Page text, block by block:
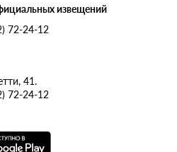
извещений
72-24-12
41.
72-24-12